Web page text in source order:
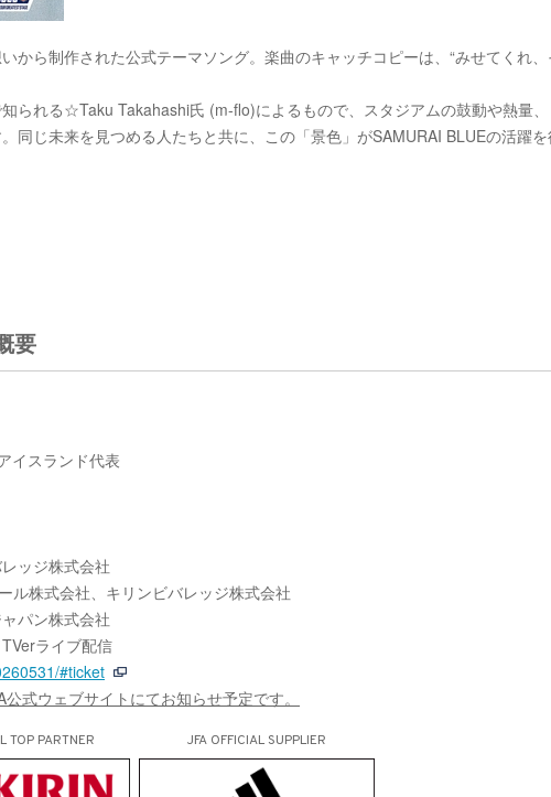
から制作された公式テーマソング。楽曲のキャッチコピーは、“みせてくれ
られる☆Taku Takahashi氏 (m-flo)によるもので、スタジアムの鼓動や熱量
同じ未来を見つめる人たちと共に、この「景色」がSAMURAI BLUEの活躍
要
イスランド代表
ッジ株式会社
ル株式会社、キリンビバレッジ株式会社
パン株式会社
ライブ配信
#ticket
式ウェブサイトにてお知らせ予定です。
TOP PARTNER JFA OFFICIAL SUPPLIER